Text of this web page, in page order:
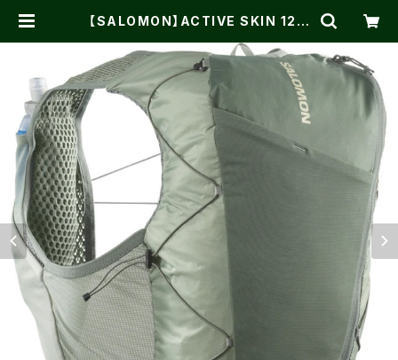
【SALOMON】ACTIVE SKIN 12 L
WASH | One on One